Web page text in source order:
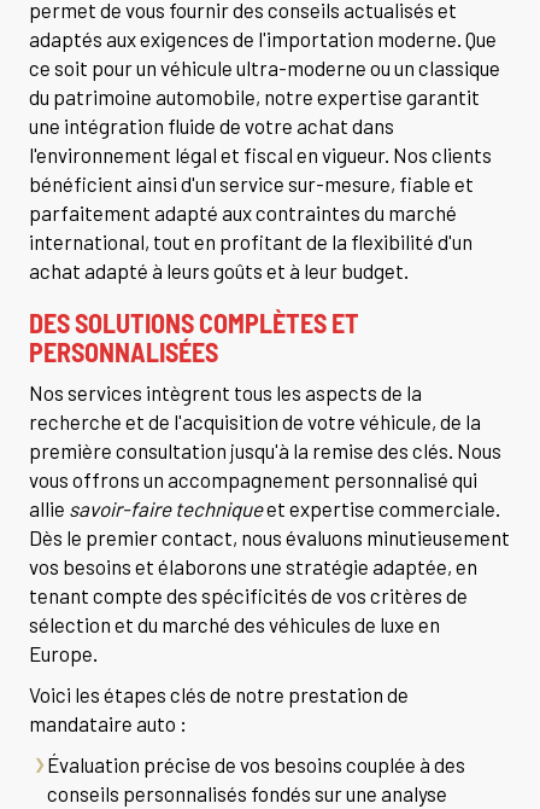
permet de vous fournir des conseils actualisés et
adaptés aux exigences de l'importation moderne. Que
ce soit pour un véhicule ultra-moderne ou un classique
du patrimoine automobile, notre expertise garantit
une intégration fluide de votre achat dans
l'environnement légal et fiscal en vigueur. Nos clients
bénéficient ainsi d'un service sur-mesure, fiable et
parfaitement adapté aux contraintes du marché
international, tout en profitant de la flexibilité d'un
achat adapté à leurs goûts et à leur budget.
DES SOLUTIONS COMPLÈTES ET
PERSONNALISÉES
Nos services intègrent tous les aspects de la
recherche et de l'acquisition de votre véhicule, de la
première consultation jusqu'à la remise des clés. Nous
vous offrons un accompagnement personnalisé qui
allie savoir-faire techniqueet expertise commerciale.
Dès le premier contact, nous évaluons minutieusement
vos besoins et élaborons une stratégie adaptée, en
tenant compte des spécificités de vos critères de
sélection et du marché des véhicules de luxe en
Europe.
Voici les étapes clés de notre prestation de
mandataire auto :
Évaluation précise de vos besoins couplée à des
conseils personnalisés fondés sur une analyse